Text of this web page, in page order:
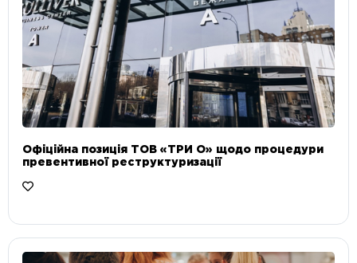
Офіційна позиція ТОВ «ТРИ О» щодо процедури
превентивної реструктуризації